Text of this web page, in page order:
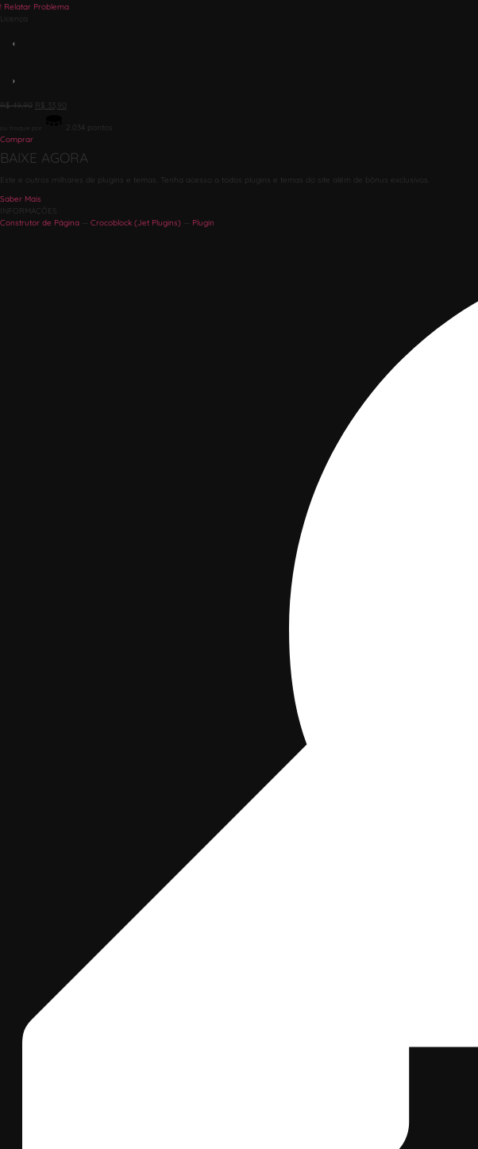
! Relatar Problema
Licença
‹
›
R$49,90 R$ 33,90
ou troque por 2.034 pontos
Comprar
BAIXE AGORA
Este e outros milhares de plugins e temas. Tenha acesso a todos plugins e temas do site além de bônus exclusivos.
Saber Mais
INFORMAÇÕES
Construtor de Página
Crocoblock (Jet Plugins) Plugin